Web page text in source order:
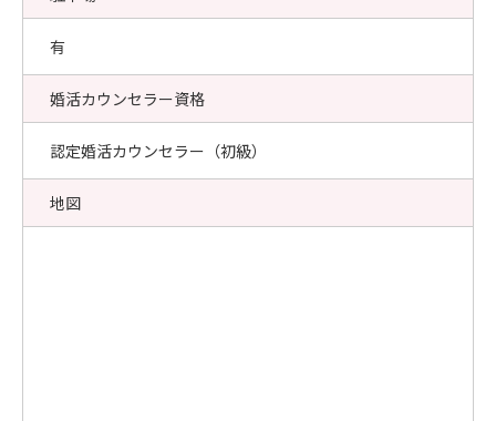
有
婚活カウンセラー資格
認定婚活カウンセラー（初級）
地図